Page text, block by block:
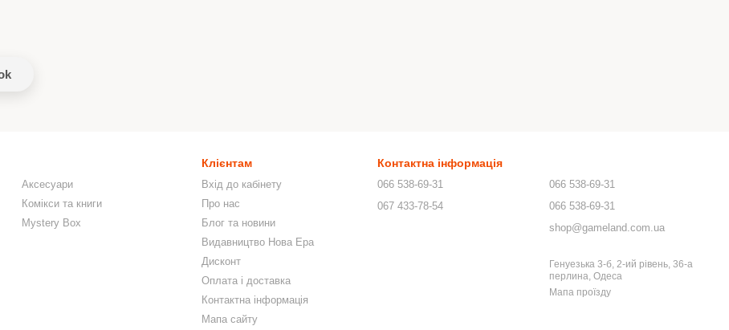
Аксесуари
Комікси та книги
Mystery Box
Клієнтам
Вхід до кабінету
Про нас
Блог та новини
Видавництво Нова Ера
Дисконт
Оплата і доставка
Контактна інформація
Мапа сайту
Контактна інформація
066 538-69-31
067 433-78-54
066 538-69-31
066 538-69-31
shop@gameland.com.ua
Генуезька 3-б, 2-ий рівень, 36-а
перлина, Одеса
Мапа проїзду